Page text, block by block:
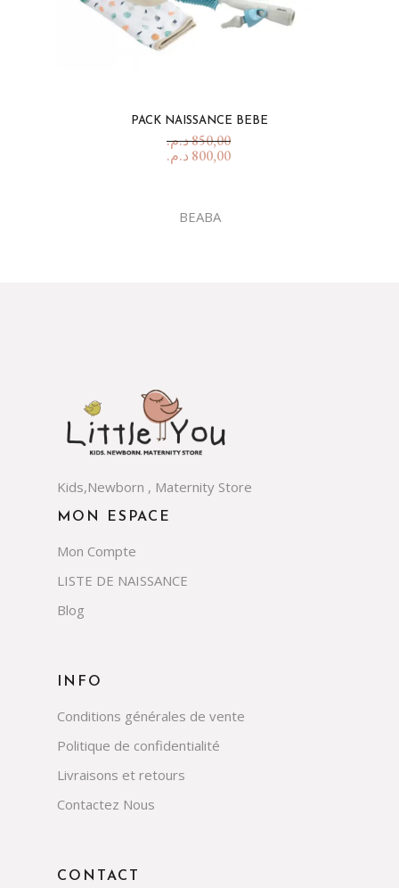
PACK NAISSANCE BEBE
850,00د.م.
800,00 د.م.
BEABA
CONTACT
INFO
Conditions générales de vente
Politique de confidentialité
Livraisons et retours
Contactez Nous
MON ESPACE
Mon Compte
LISTE DE NAISSANCE
Blog
Kids,Newborn , Maternity Store